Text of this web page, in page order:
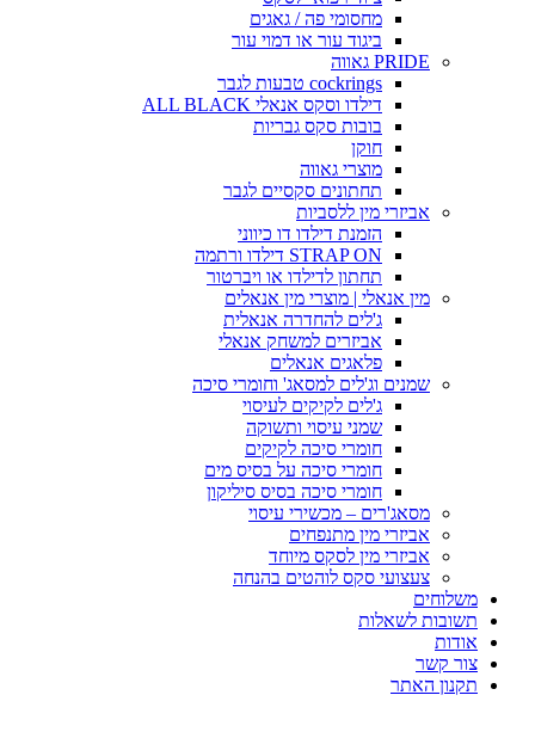
מחסומי פה / גאגים
ביגוד עור או דמוי עור
PRIDE גאווה
cockrings טבעות לגבר
דילדו וסקס אנאלי ALL BLACK
בובות סקס גבריות
חוקן
מוצרי גאווה
תחתונים סקסיים לגבר
אביזרי מין ללסביות
הזמנת דילדו דו כיווני
STRAP ON דילדו ורתמה
תחתון לדילדו או ויברטור
מין אנאלי | מוצרי מין אנאלים
ג'לים להחדרה אנאלית
אביזרים למשחק אנאלי
פלאגים אנאלים
שמנים וג'לים למסאג' וחומרי סיכה
ג'לים לקיקים לעיסוי
שמני עיסוי ותשוקה
חומרי סיכה לקיקים
חומרי סיכה על בסיס מים
חומרי סיכה בסיס סיליקון
מסאג'רים – מכשירי עיסוי
אביזרי מין מתנפחים
אביזרי מין לסקס מיוחד
צעצועי סקס לוהטים בהנחה
משלוחים
תשובות לשאלות
אודות
צור קשר
תקנון האתר